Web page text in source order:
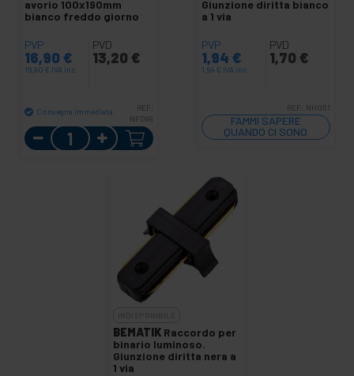
avorio 100x190mm
bianco freddo giorno
PVP
16,90 €
16,90 € IVA inc.
PVD
13,20 €
Consegna immediata
REF:
NF099
Quantità
Giunzione diritta bianco
a 1 via
PVP
1,94 €
1,94 € IVA inc.
PVD
1,70 €
REF: NH051
FAMMI SAPERE
QUANDO CI SONO
SCORTE
BEMATIK Raccordo per
binario luminoso.
Giunzione diritta nera a
1 via